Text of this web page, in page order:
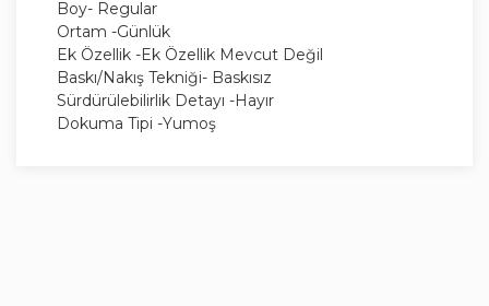
Boy- Regular
Ortam -Günlük
Ek Özellik -Ek Özellik Mevcut Değil
Baskı/Nakış Tekniği- Baskısız
Sürdürülebilirlik Detayı -Hayır
Dokuma Tipi -Yumoş